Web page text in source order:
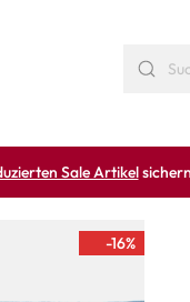
Sale Artikel
-16%